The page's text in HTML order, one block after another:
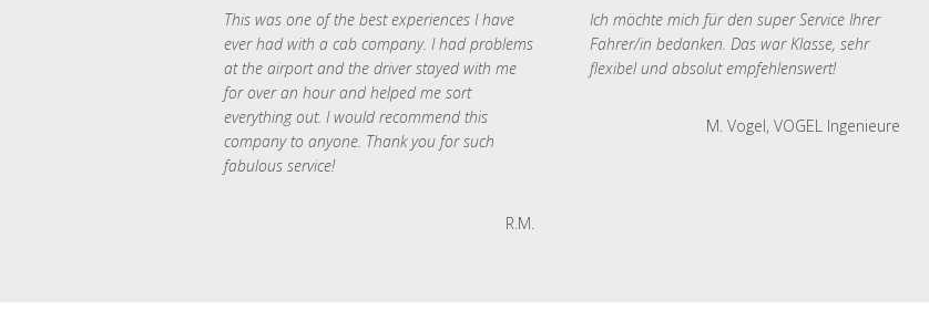
This was one of the best experiences I have
ever had with a cab company. I had problems
at the airport and the driver stayed with me
for over an hour and helped me sort
everything out. I would recommend this
company to anyone. Thank you for such
fabulous service!
R.M.
Ich möchte mich für den super Service Ihrer
Fahrer/in bedanken. Das war Klasse, sehr
flexibel und absolut empfehlenswert!
M. Vogel, VOGEL Ingenieure